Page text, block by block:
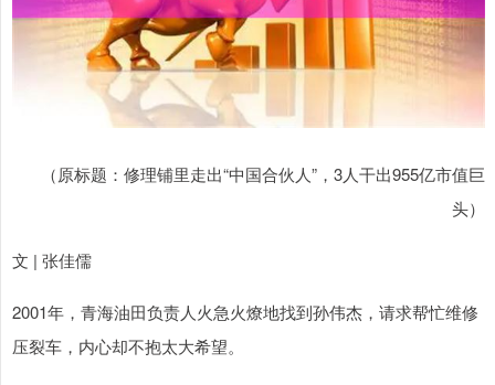
（原标题：修理铺里走出“中国合伙人”，3人干出955亿市值巨
头）
文 | 张佳儒
2001年，青海油田负责人火急火燎地找到孙伟杰，请求帮忙维修
压裂车，内心却不抱太大希望。